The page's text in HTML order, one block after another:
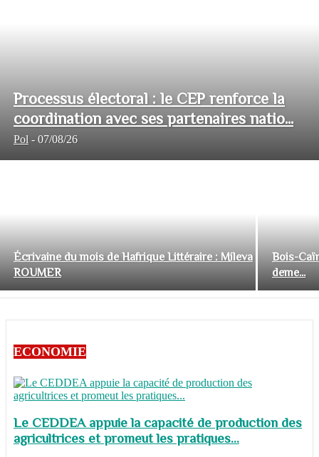
Processus électoral : le CEP renforce la
coordination avec ses partenaires natio...
Pol - 07/08/26
Écrivaine du mois de Hafrique Littéraire : Mileva
ROUMER
Bois-
deme...
ECONOMIE
Le CEDDEA appuie la capacité de production des
agricultrices et promeut les pratiques...